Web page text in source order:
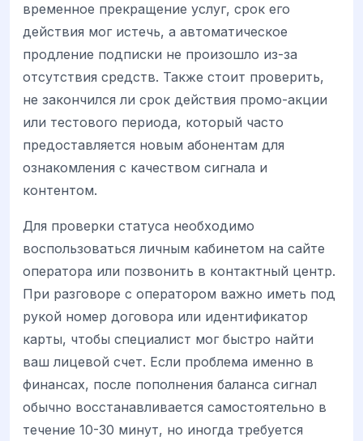
временное прекращение услуг, срок его
действия мог истечь, а автоматическое
продление подписки не произошло из-за
отсутствия средств. Также стоит проверить,
не закончился ли срок действия промо-акции
или тестового периода, который часто
предоставляется новым абонентам для
ознакомления с качеством сигнала и
контентом.
Для проверки статуса необходимо
воспользоваться личным кабинетом на сайте
оператора или позвонить в контактный центр.
При разговоре с оператором важно иметь под
рукой номер договора или идентификатор
карты, чтобы специалист мог быстро найти
ваш лицевой счет. Если проблема именно в
финансах, после пополнения баланса сигнал
обычно восстанавливается самостоятельно в
течение 10-30 минут, но иногда требуется